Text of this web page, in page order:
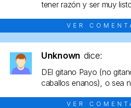
tener razón y ser muy
VER
Unknown dice:
DEl gitano Payo (no
caballos enanos), o sea
VER